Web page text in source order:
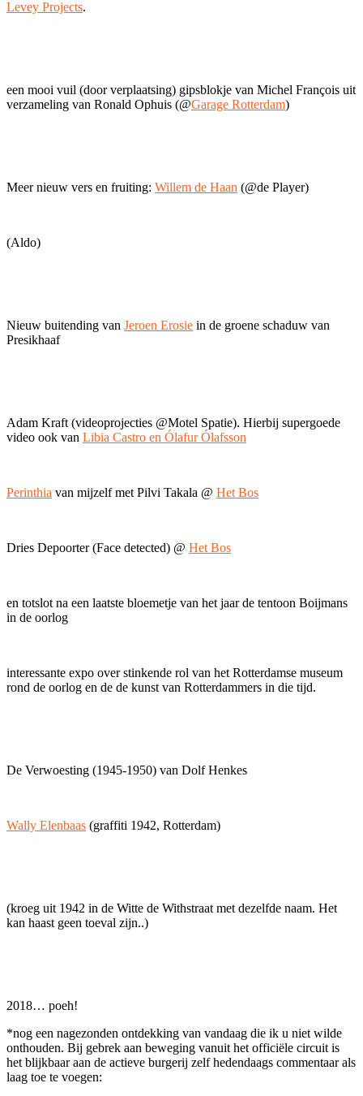
Levey Projects.
een mooi vuil (door verplaatsing) gipsblokje van Michel François uit
verzameling van Ronald Ophuis (@Garage Rotterdam)
Meer nieuw vers en fruiting: Willem de Haan (@de Player)
(Aldo)
Nieuw buitending van Jeroen Erosie in de groene schaduw van
Presikhaaf
Adam Kraft (videoprojecties @Motel Spatie). Hierbij supergoede
video ook van Libia Castro en Ólafur Ólafsson
Perinthia van mijzelf met Pilvi Takala @ Het Bos
Dries Depoorter (Face detected) @ Het Bos
en totslot na een laatste bloemetje van het jaar de tentoon Boijmans
in de oorlog
interessante expo over stinkende rol van het Rotterdamse museum
rond de oorlog en de de kunst van Rotterdammers in die tijd.
De Verwoesting (1945-1950) van Dolf Henkes
Wally Elenbaas (graffiti 1942, Rotterdam)
(kroeg uit 1942 in de Witte de Withstraat met dezelfde naam. Het
kan haast geen toeval zijn..)
2018… poeh!
*nog een nagezonden ontdekking van vandaag die ik u niet wilde
onthouden. Bij gebrek aan beweging vanuit het officiële circuit is
het blijkbaar aan de actieve burgerij zelf hedendaags commentaar als
laag toe te voegen: